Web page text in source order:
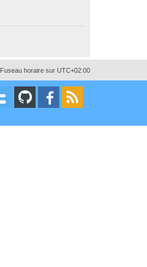
Fuseau horaire sur UTC+02:00